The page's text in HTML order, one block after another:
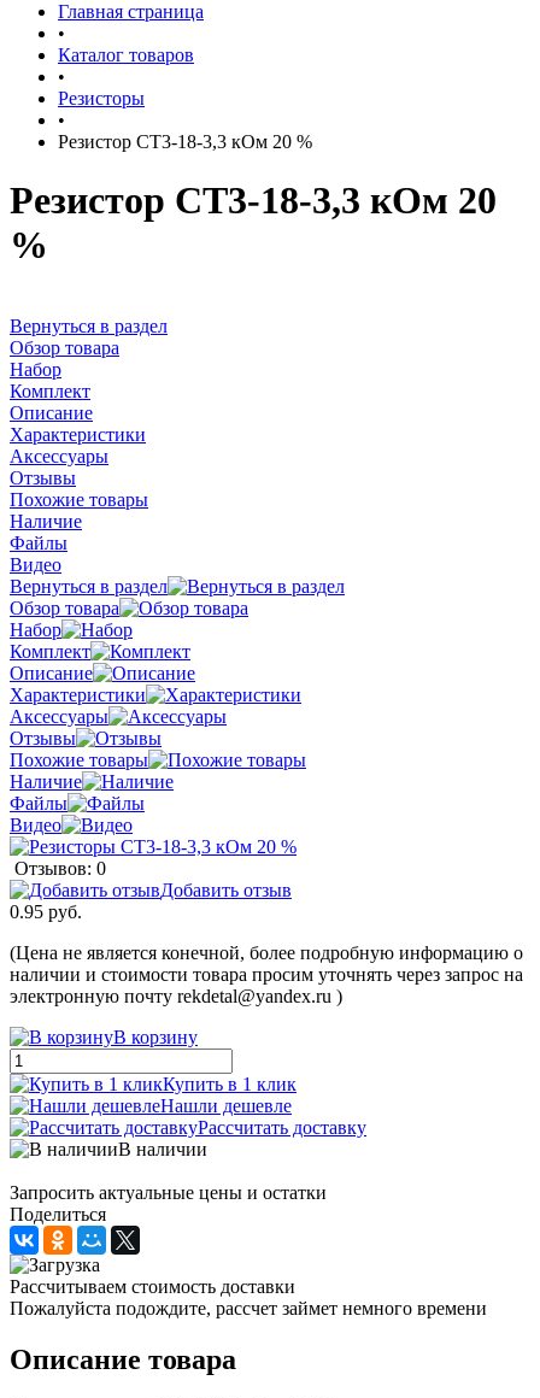
Главная страница
•
Каталог товаров
•
Резисторы
•
Резистор СТ3-18-3,3 кОм 20 %
Резистор СТ3-18-3,3 кОм 20
%
Вернуться в раздел
Обзор товара
Набор
Комплект
Описание
Характеристики
Аксессуары
Отзывы
Похожие товары
Наличие
Файлы
Видео
Вернуться в раздел
Обзор товара
Набор
Комплект
Описание
Характеристики
Аксессуары
Отзывы
Похожие товары
Наличие
Файлы
Видео
Отзывов: 0
Добавить отзыв
0.95 руб.
(Цена не является конечной, более подробную информацию о
наличии и стоимости товара просим уточнять через запрос на
электронную почту rekdetal@yandex.ru )
В корзину
Купить в 1 клик
Нашли дешевле
Рассчитать доставку
В наличии
Запросить актуальные цены и остатки
Поделиться
Рассчитываем стоимость доставки
Пожалуйста подождите, рассчет займет немного времени
Описание товара